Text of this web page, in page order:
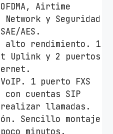
Airtime
y Seguridad
AES.
alto rendimiento. 1
Uplink y 2 puertos
1 puerto FXS
con cuentas SIP
llamadas.
Sencillo montaje
minutos.